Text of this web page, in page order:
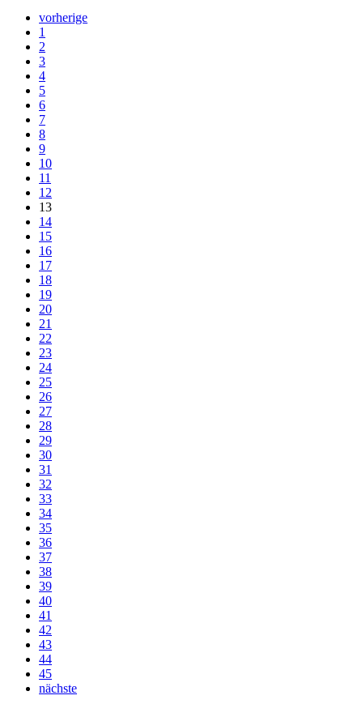
vorherige
1
2
3
4
5
6
7
8
9
10
11
12
13
14
15
16
17
18
19
20
21
22
23
24
25
26
27
28
29
30
31
32
33
34
35
36
37
38
39
40
41
42
43
44
45
nächste